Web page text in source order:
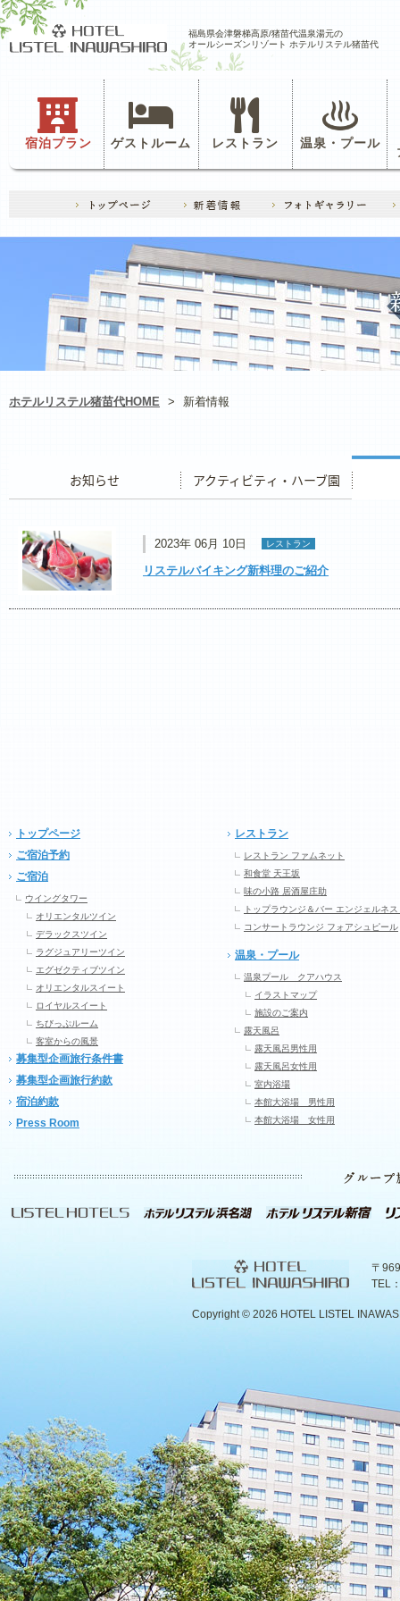
福島県会津磐梯高原/猪苗代温泉湯元の
オールシーズンリゾート ホテルリステル猪苗代
宿泊プラン ゲストルーム レストラン 温泉・プール
ホテルリステル猪苗代HOME > 新着情報
2023年 06月 10日 レストラン
リステルバイキング新料理のご紹介
トップページ
ご宿泊予約
ご宿泊
ウイングタワー
オリエンタルツイン
デラックスツイン
ラグジュアリーツイン
エグゼクティブツイン
オリエンタルスイート
ロイヤルスイート
ちびっぷルーム
客室からの風景
募集型企画旅行条件書
募集型企画旅行約款
宿泊約款
Press Room
レストラン
レストラン ファムネット
和食堂 天王坂
味の小路 居酒屋庄助
トップラウンジ＆バー エンジェルネス
コンサートラウンジ フォアシュピール
温泉・プール
温泉プール クアハウス
イラストマップ
施設のご案内
露天風呂
露天風呂男性用
露天風呂女性用
室内浴場
本館大浴場 男性用
本館大浴場 女性用
〒
TEL
Copyright © 2026 HOTEL LISTEL